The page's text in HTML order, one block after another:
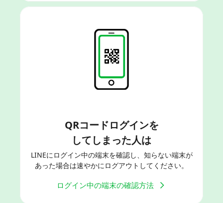
QRコードログインを
してしまった人は
LINEにログイン中の端末を確認し、知らない端末が
あった場合は速やかにログアウトしてください。
ログイン中の端末の確認方法